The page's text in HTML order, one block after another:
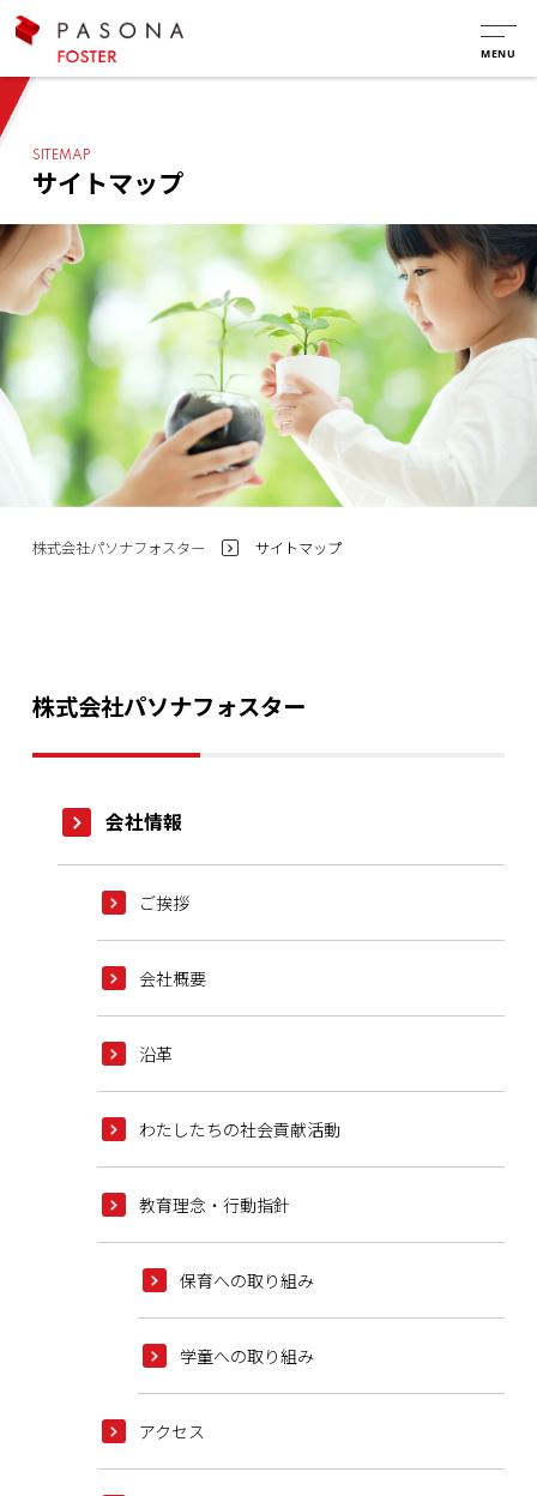
SITEMAP
サイトマップ
株式会社パソナフォスター >サイトマップ
株式会社パソナフォスター
会社情報
ご挨拶
会社概要
沿革
わたしたちの社会貢献活動
教育理念・行動指針
保育への取り組み
学童への取り組み
アクセス